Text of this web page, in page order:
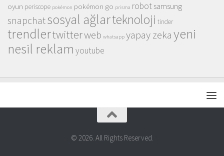
oyun periscope pokémon pokémon go prisma robot samsung
snapchatsosyal ağlarteknoloji tinder
trendlertwitterweb whatsapp yapay zekayeni
nesil reklam youtube
© 2026. All Rights Reserved.